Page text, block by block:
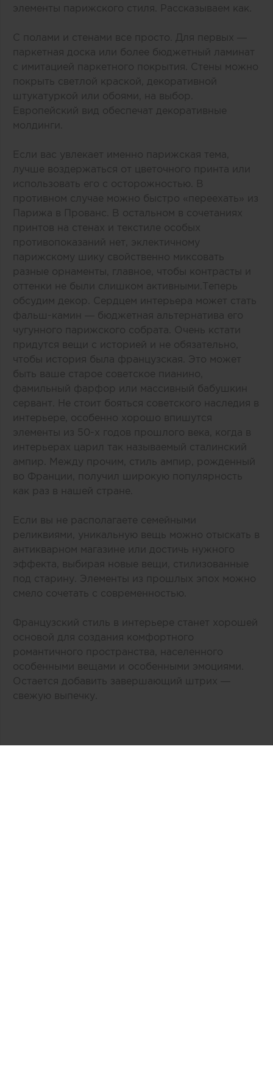
элементы парижского стиля. Рассказываем как.
С полами и стенами все просто. Для первых —
паркетная доска или более бюджетный ламинат
с имитацией паркетного покрытия. Стены можно
покрыть светлой краской, декоративной
штукатуркой или обоями, на выбор.
Европейский вид обеспечат декоративные
молдинги.
Если вас увлекает именно парижская тема,
лучше воздержаться от цветочного принта или
использовать его с осторожностью. В
противном случае можно быстро «переехать» из
Парижа в Прованс. В остальном в сочетаниях
принтов на стенах и текстиле особых
противопоказаний нет, эклектичному
парижскому шику свойственно миксовать
разные орнаменты, главное, чтобы контрасты и
оттенки не были слишком активными.Теперь
обсудим декор. Сердцем интерьера может стать
фальш-камин — бюджетная альтернатива его
чугунного парижского собрата. Очень кстати
придутся вещи с историей и не обязательно,
чтобы история была французская. Это может
быть ваше старое советское пианино,
фамильный фарфор или массивный бабушкин
сервант. Не стоит бояться советского наследия в
интерьере, особенно хорошо впишутся
элементы из 50-х годов прошлого века, когда в
интерьерах царил так называемый сталинский
ампир. Между прочим, стиль ампир, рожденный
во Франции, получил широкую популярность
как раз в нашей стране.
Если вы не располагаете семейными
реликвиями, уникальную вещь можно отыскать в
антикварном магазине или достичь нужного
эффекта, выбирая новые вещи, стилизованные
под старину. Элементы из прошлых эпох можно
смело сочетать с современностью.
Французский стиль в интерьере станет хорошей
основой для создания комфортного
романтичного пространства, населенного
особенными вещами и особенными эмоциями.
Остается добавить завершающий штрих —
свежую выпечку.